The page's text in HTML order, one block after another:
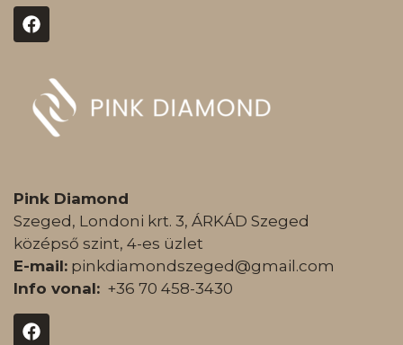
Pink Diamond
Szeged, Londoni krt. 3, ÁRKÁD Szeged
középső szint, 4-es üzlet
E-mail: pinkdiamondszeged@gmail.com
Info vonal: +36 70 458-3430